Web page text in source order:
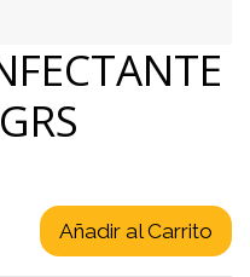
Añadir al Carrito